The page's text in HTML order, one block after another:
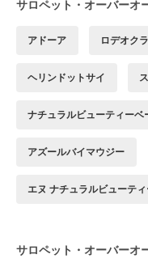
サロペット・オーバーオ
アドーア ロデオク
ヘリンドットサイ
ナチュラルビューティーベ
アズールバイマウジー
エヌ ナチュラルビューテ
サロペット・オーバーオ